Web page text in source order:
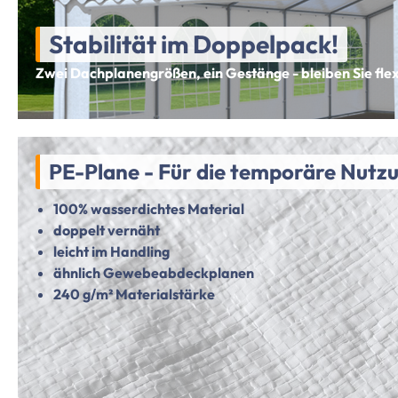
Stabilität im Doppelpack!
Zwei Dachplanengrößen, ein Gestänge - bleiben Sie
PE-Plane - Für die temporäre
100% wasserdichtes Material
doppelt vernäht
leicht im Handling
ähnlich Gewebeabdeckplanen
240 g/m² Materialstärke